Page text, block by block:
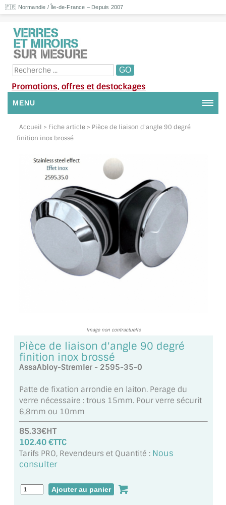
🇫🇷 Normandie / Île-de-France – Depuis 2007
Promotions, offres et destockages
MENU
NOUS CONTACTER
DEMANDE DE DEVIS
SUIVI DE DEVIS
SUIVI DE COMMANDE
TOUS LES TARIFS AU M2
GUIDE : CHOIX PAR UTILISATION
INSPIRATIONS ET NOUVEAUTÉS
MIROIR SUR MESURE
MIROIR VIEILLI
MIROIR DÉCORATIF DE COULEUR
LOTS DE MIROIRS EN MOZAÏQUE
MIROIR POUR PORTE
MIROIR DE SALLE DE BAIN
Accueil > Fiche article > Pièce de liaison d'angle 90 degré
finition inox brossé
Image non contractuelle
Pièce de liaison d'angle 90 degré
finition inox brossé
AssaAbloy-Stremler - 2595-35-0
Patte de fixation arrondie en laiton. Perage du
verre nécessaire : trous 15mm. Pour verre sécurit
6,8mm ou 10mm
85.33€HT
102.40 €TTC
Tarifs PRO, Revendeurs et Quantité : Nous
consulter